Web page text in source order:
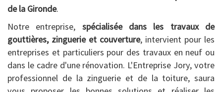
de la Gironde.
Notre entreprise, spécialisée dans les travaux de
gouttières, zinguerie et couverture, intervient pour les
entreprises et particuliers pour des travaux en neuf ou
dans le cadre d'une rénovation. L'Entreprise Jory, votre
professionnel de la zinguerie et de la toiture, saura